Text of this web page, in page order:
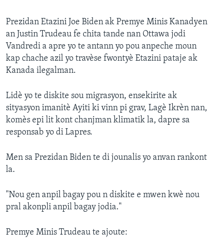
Prezidan Etazini Joe Biden ak Premye Minis Kanadyen
an Justin Trudeau fe chita tande nan Ottawa jodi
Vandredi a apre yo te antann yo pou anpeche moun
kap chache azil yo travèse fwontyè Etazini pataje ak
Kanada ilegalman.
Lidè yo te diskite sou migrasyon, ensekirite ak
sityasyon imanitè Ayiti ki vinn pi grav, Lagè Ikrèn nan,
komès epi lit kont chanjman klimatik la, dapre sa
responsab yo di Lapres.
Men sa Prezidan Biden te di jounalis yo anvan rankont
la.
"Nou gen anpil bagay pou n diskite e mwen kwè nou
pral akonpli anpil bagay jodia."
Premye Minis Trudeau te ajoute: